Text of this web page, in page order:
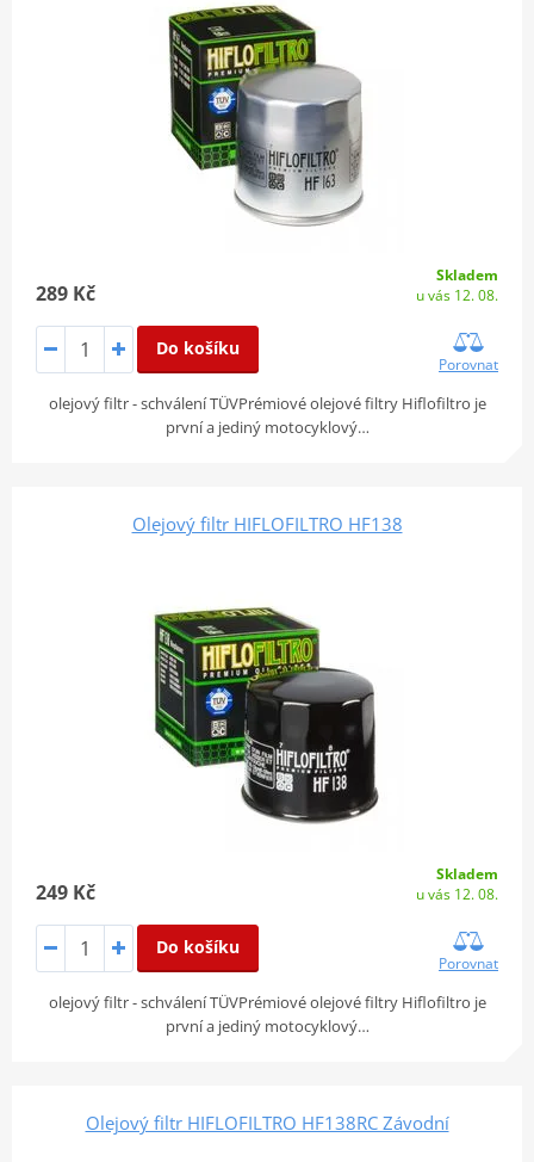
289 Kč
Skladem
u vás 12. 08.
Do košíku
Porovnat
olejový filtr - schválení TÜVPrémiové olejové filtry Hiflofiltro je
první a jediný motocyklový…
Olejový filtr HIFLOFILTRO HF138
249 Kč
Skladem
u vás 12. 08.
Do košíku
Porovnat
olejový filtr - schválení TÜVPrémiové olejové filtry Hiflofiltro je
první a jediný motocyklový…
Olejový filtr HIFLOFILTRO HF138RC Závodní